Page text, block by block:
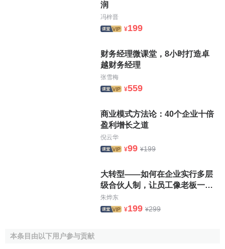
润
冯梓晋
¥199
财务经理微课堂，8小时打造卓
越财务经理
张雪梅
¥559
商业模式方法论：40个企业十倍
盈利增长之道
倪云华
¥99 ¥199
大转型——如何在企业实行多层
级合伙人制，让员工像老板一样
行动
朱烨东
¥199 ¥299
本条目由以下用户参与贡献